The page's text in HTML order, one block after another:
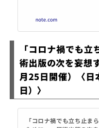
る」は本当か？（飯田 一史）
endai_bizユーザーを拡大
なったSMARTOON（縦ス
ル漫画）に関する施策や読者
向を中心gendai.ismedia.jp 調査
では「SMARTOON(縦カラ
ガ)しか読まない、出版社マ
しか読まない、両方読む」の
で尋ねると...
note.com
「コロナ禍でも
術出版の次を妄想
月25日開催）〈
日）〉
「コロナ禍でも立ち止ま